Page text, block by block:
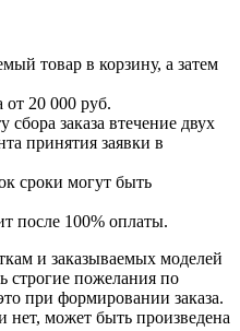
товар в корзину, а затем
от 20 000 руб.
сбора заказа втечение двух
принятия заявки в
сроки могут быть
после 100% оплаты.
и заказываемых моделей
строгие пожелания по
при формировании заказа.
нет, может быть произведена